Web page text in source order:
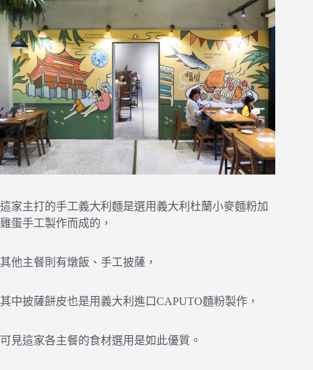
這家主打的手工義大利麵是選用義大利杜蘭小麥麵粉加
雞蛋手工製作而成的，
其他主餐則有燉飯、手工披薩，
其中披薩餅皮也是用義大利進口CAPUTO麵粉製作，
可見這家各主餐的食材選用是如此優質。